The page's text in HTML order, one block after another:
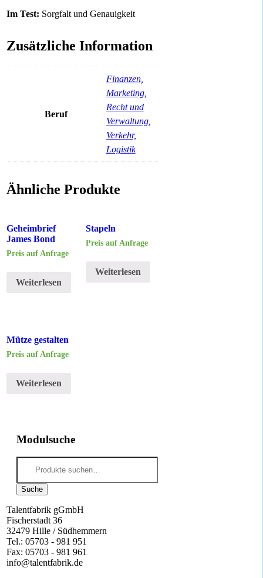
Im Test: Sorgfalt und Genauigkeit
Zusätzliche Information
Beruf
Finanzen,
Marketing,
Recht und
Verwaltung,
Verkehr,
Logistik
Ähnliche Produkte
Geheimbrief
James Bond
Preis auf Anfrage
Weiterlesen
Stapeln
Preis auf Anfrage
Weiterlesen
Mütze gestalten
Preis auf Anfrage
Weiterlesen
Modulsuche
nach:
Suche
Talentfabrik gGmbH
Fischerstadt 36
32479 Hille / Südhemmern
Tel.: 05703 - 981 951
Fax: 05703 - 981 961
info@talentfabrik.de